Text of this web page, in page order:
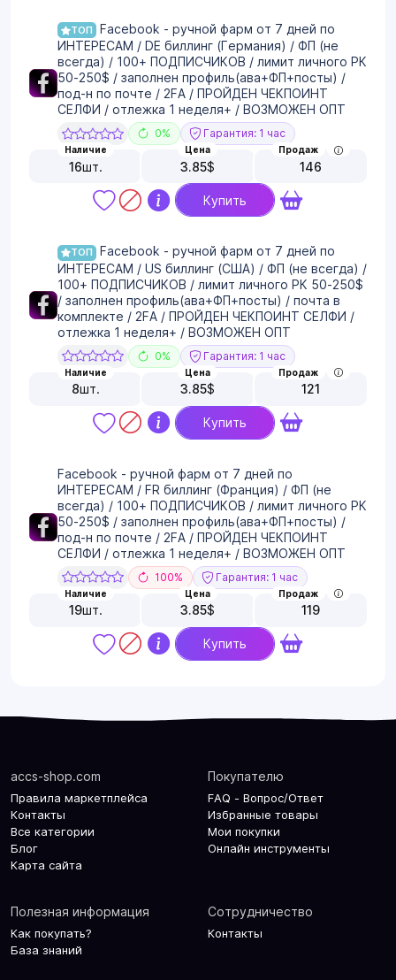
ТОП
Facebook - ручной фарм от 7 дней по
ИНТЕРЕСАМ / DE биллинг (Германия) / ФП (не
всегда) / 100+ ПОДПИСЧИКОВ / лимит личного РК
50-250$ / заполнен профиль(ава+ФП+посты) /
под-н по почте / 2FA / ПРОЙДЕН ЧЕКПОИНТ
СЕЛФИ / отлежка 1 неделя+ / ВОЗМОЖЕН ОПТ
0% Гарантия: 1 час
Наличие
16шт.
Цена
3.85$
Продаж
146
Купить
ТОП
Facebook - ручной фарм от 7 дней по
ИНТЕРЕСАМ / US биллинг (США) / ФП (не всегда) /
100+ ПОДПИСЧИКОВ / лимит личного РК 50-250$
/ заполнен профиль(ава+ФП+посты) / почта в
комплекте / 2FA / ПРОЙДЕН ЧЕКПОИНТ СЕЛФИ /
отлежка 1 неделя+ / ВОЗМОЖЕН ОПТ
0% Гарантия: 1 час
Наличие
8шт.
Цена
3.85$
Продаж
121
Купить
Facebook - ручной фарм от 7 дней по
ИНТЕРЕСАМ / FR биллинг (Франция) / ФП (не
всегда) / 100+ ПОДПИСЧИКОВ / лимит личного РК
50-250$ / заполнен профиль(ава+ФП+посты) /
под-н по почте / 2FA / ПРОЙДЕН ЧЕКПОИНТ
СЕЛФИ / отлежка 1 неделя+ / ВОЗМОЖЕН ОПТ
100% Гарантия: 1 час
Наличие
19шт.
Цена
3.85$
Продаж
119
Купить
accs-shop.com
Правила маркетплейса
Контакты
Все категории
Блог
Карта сайта
Покупателю
FAQ - Вопрос/Ответ
Избранные товары
Мои покупки
Онлайн инструменты
Полезная информация
Как покупать?
База знаний
Сотрудничество
Контакты